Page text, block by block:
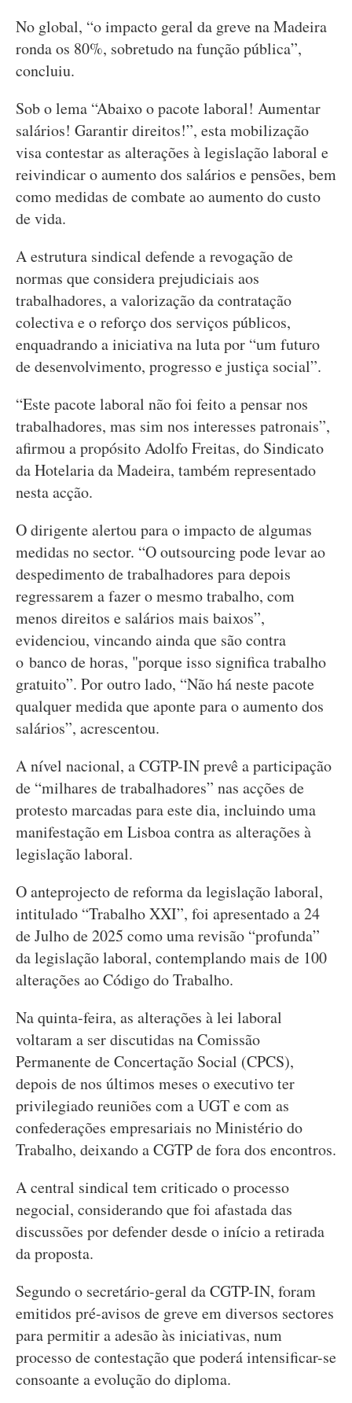
No global, “o impacto geral da greve na Madeira
ronda os 80%, sobretudo na função pública”,
concluiu.
Sob o lema “Abaixo o pacote laboral! Aumentar
salários! Garantir direitos!”, esta mobilização
visa contestar as alterações à legislação laboral e
reivindicar o aumento dos salários e pensões, bem
como medidas de combate ao aumento do custo
de vida.
A estrutura sindical defende a revogação de
normas que considera prejudiciais aos
trabalhadores, a valorização da contratação
colectiva e o reforço dos serviços públicos,
enquadrando a iniciativa na luta por “um futuro
de desenvolvimento, progresso e justiça social”.
“Este pacote laboral não foi feito a pensar nos
trabalhadores, mas sim nos interesses patronais”,
afirmou a propósito Adolfo Freitas, do Sindicato
da Hotelaria da Madeira, também representado
nesta acção.
O dirigente alertou para o impacto de algumas
medidas no sector. “O outsourcing pode levar ao
despedimento de trabalhadores para depois
regressarem a fazer o mesmo trabalho, com
menos direitos e salários mais baixos”,
evidenciou, vincando ainda que são contra
o banco de horas, "porque isso significa trabalho
gratuito”. Por outro lado, “Não há neste pacote
qualquer medida que aponte para o aumento dos
salários”, acrescentou.
A nível nacional, a CGTP-IN prevê a participação
de “milhares de trabalhadores” nas acções de
protesto marcadas para este dia, incluindo uma
manifestação em Lisboa contra as alterações à
legislação laboral.
O anteprojecto de reforma da legislação laboral,
intitulado “Trabalho XXI”, foi apresentado a 24
de Julho de 2025 como uma revisão “profunda”
da legislação laboral, contemplando mais de 100
alterações ao Código do Trabalho.
Na quinta-feira, as alterações à lei laboral
voltaram a ser discutidas na Comissão
Permanente de Concertação Social (CPCS),
depois de nos últimos meses o executivo ter
privilegiado reuniões com a UGT e com as
confederações empresariais no Ministério do
Trabalho, deixando a CGTP de fora dos encontros.
A central sindical tem criticado o processo
negocial, considerando que foi afastada das
discussões por defender desde o início a retirada
da proposta.
Segundo o secretário-geral da CGTP-IN, foram
emitidos pré-avisos de greve em diversos sectores
para permitir a adesão às iniciativas, num
processo de contestação que poderá intensificar-se
consoante a evolução do diploma.